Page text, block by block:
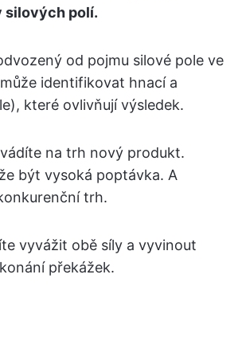
silových polí.
od pojmu silové pole ve
identifikovat hnací a
které ovlivňují výsledek.
na trh nový produkt.
být vysoká poptávka. A
trh.
vyvážit obě síly a vyvinout
překážek.